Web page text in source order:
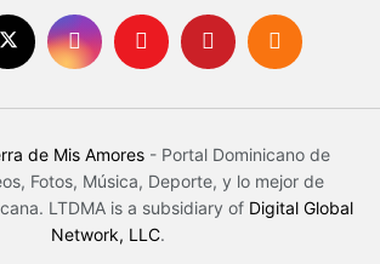
de Mis Amores - Portal Dominicano de
Fotos, Música, Deporte, y lo mejor de
LTDMA is a subsidiary of Digital Global
Network, LLC.